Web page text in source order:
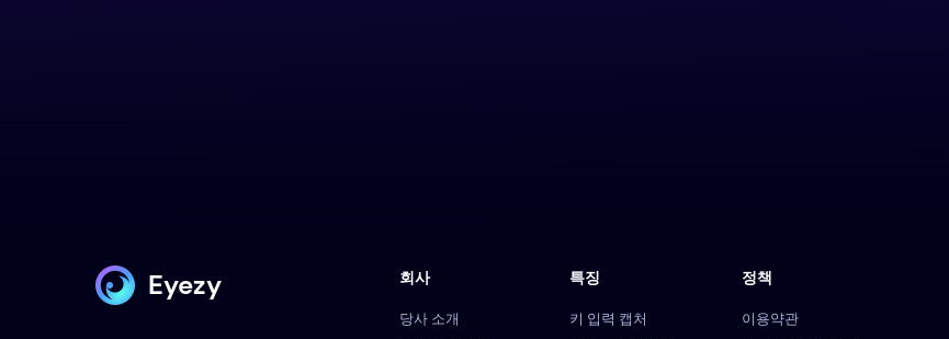
Eyezy 회사
당사 소개
정책
이용약관
특징
키 입력 캡처